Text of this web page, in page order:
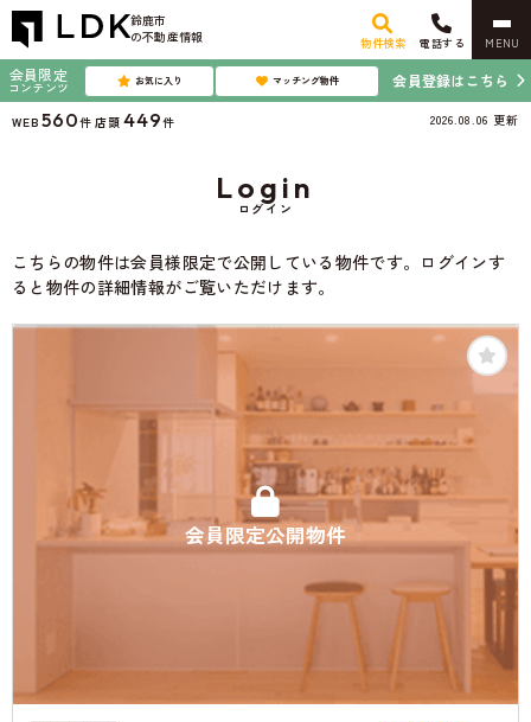
鈴鹿市
の不動産情報
物件検索 電話する MENU
会員限定
コンテンツ お気に入り マッチング物件 会員登録はこちら
WEB 560件 店頭 449件 2026.08.06 更新
ログイン
Login
こちらの物件は会員様限定で公開している物件です。ログインす
ると物件の詳細情報がご覧いただけます。
会員限定公開物件